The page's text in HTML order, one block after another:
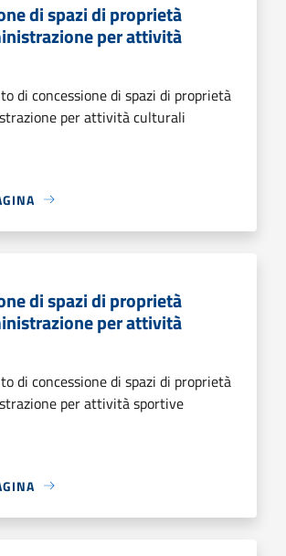
di spazi di proprietà
per attività
di concessione di spazi di proprietà
per attività culturali
di spazi di proprietà
per attività
di concessione di spazi di proprietà
per attività sportive